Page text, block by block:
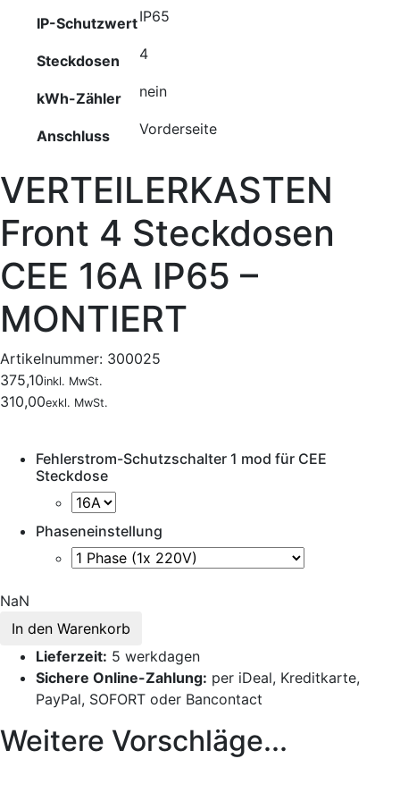
IP-SchutzwertIP65
Steckdosen 4
kWh-Zähler nein
Anschluss Vorderseite
VERTEILERKASTEN
Front 4 Steckdosen
CEE 16A IP65 –
MONTIERT
Artikelnummer: 300025
375,10inkl. MwSt.
310,00exkl. MwSt.
Fehlerstrom-Schutzschalter 1 mod für CEE
Steckdose
Phaseneinstellung
NaN
In den Warenkorb
Lieferzeit: 5 werkdagen
Sichere Online-Zahlung: per iDeal, Kreditkarte,
PayPal, SOFORT oder Bancontact
Weitere Vorschläge...